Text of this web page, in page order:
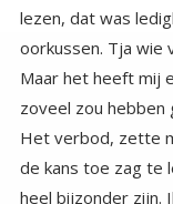
lezen, dat was
oorkussen. Tja wie
Maar het heeft mij
zoveel zou hebben
Het verbod, zette
de kans toe zag te
heel bijzonder zijn.